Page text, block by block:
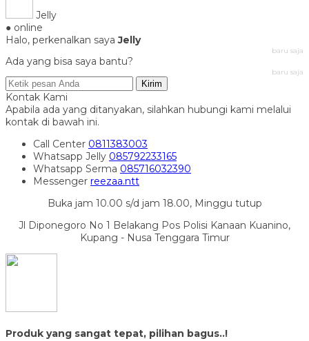
Jelly
● online
Halo, perkenalkan sayaJelly
baru saja
Ada yang bisa saya bantu?
baru saja
Kirim
Kontak Kami
Apabila ada yang ditanyakan, silahkan hubungi kami melalui
kontak di bawah ini.
Call Center 0811383003
Whatsapp Jelly 085792233165
Whatsapp Serma 085716032390
Messenger reezaa.ntt
Buka jam 10.00 s/d jam 18.00, Minggu tutup
Jl Diponegoro No 1 Belakang Pos Polisi Kanaan Kuanino,
Kupang - Nusa Tenggara Timur
Produk yang sangat tepat, pilihan bagus..!